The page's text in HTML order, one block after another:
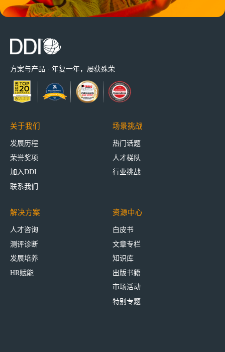
方案与产品 · 年复一年，屡获殊荣
关于我们
发展历程
荣誉奖项
加入DDI
联系我们
场景挑战
热门话题
人才梯队
行业挑战
解决方案
人才咨询
测评诊断
发展培养
HR赋能
资源中心
白皮书
文章专栏
知识库
出版书籍
市场活动
特别专题